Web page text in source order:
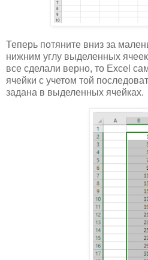
Теперь потяните вниз за
нижним углу выделенных
все сделали верно, то Excel
ячейки с учетом той
задана в выделенных ячейках.